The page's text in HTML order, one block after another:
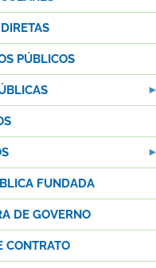
PÚBLICOS
FUNDADA
DE GOVERNO
CONTRATO